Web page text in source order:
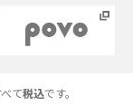
ススメ機種を紹介
ットを詳しく紹介
て税込です。